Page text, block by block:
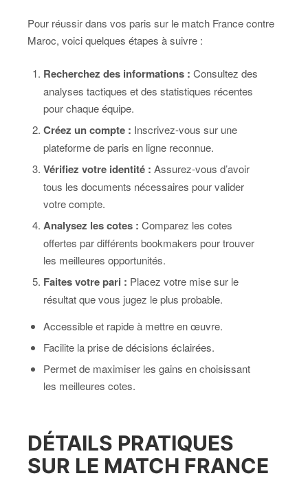
Pour réussir dans vos paris sur le match France contre
Maroc, voici quelques étapes à suivre :
Recherchez des informations : Consultez des
analyses tactiques et des statistiques récentes
pour chaque équipe.
Créez un compte : Inscrivez-vous sur une
plateforme de paris en ligne reconnue.
Vérifiez votre identité : Assurez-vous d’avoir
tous les documents nécessaires pour valider
votre compte.
Analysez les cotes : Comparez les cotes
offertes par différents bookmakers pour trouver
les meilleures opportunités.
Faites votre pari : Placez votre mise sur le
résultat que vous jugez le plus probable.
Accessible et rapide à mettre en œuvre.
Facilite la prise de décisions éclairées.
Permet de maximiser les gains en choisissant
les meilleures cotes.
DÉTAILS PRATIQUES
SUR LE MATCH FRANCE